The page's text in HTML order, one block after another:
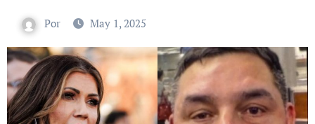
Por May 1, 2025